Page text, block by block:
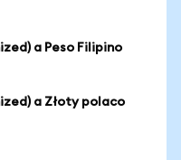
a Peso Filipino
a Złoty polaco